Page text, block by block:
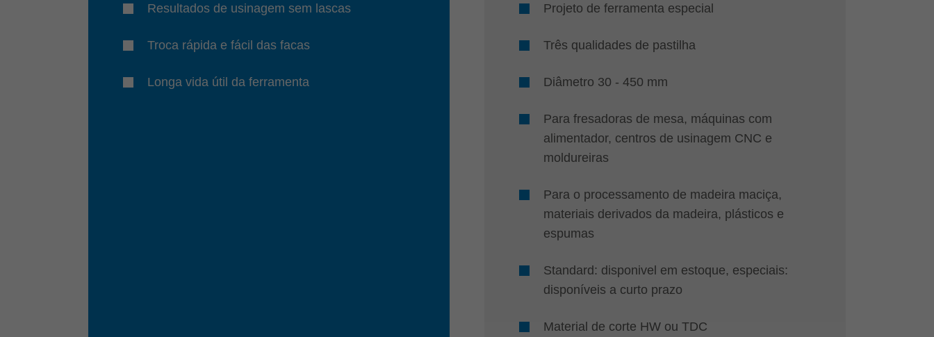
Resultados de usinagem sem lascas
Troca rápida e fácil das facas
Longa vida útil da ferramenta
Projeto de ferramenta especial
Três qualidades de pastilha
Diâmetro 30 - 450 mm
Para fresadoras de mesa, máquinas com
alimentador, centros de usinagem CNC e
moldureiras
Para o processamento de madeira maciça,
materiais derivados da madeira, plásticos e
espumas
Standard: disponivel em estoque, especiais:
disponíveis a curto prazo
Material de corte HW ou TDC